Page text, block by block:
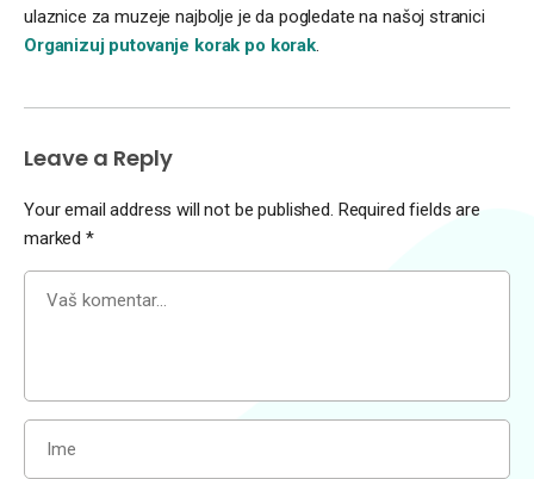
ulaznice za muzeje najbolje je da pogledate na našoj stranici
Organizuj putovanje korak po korak.
Leave a Reply
Your email address will not be published. Required fields are
marked *